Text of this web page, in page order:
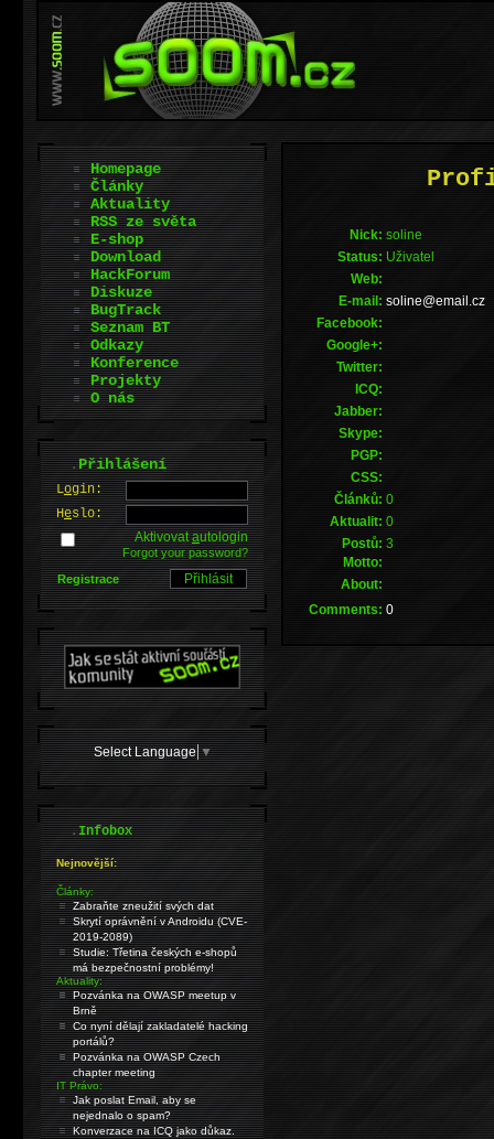
Nick: soline
Status: Uživatel
Web:
E-mail: zc.liame@enilos
Facebook:
Google+:
Twitter:
ICQ:
Jabber:
Skype:
PGP:
CSS:
Článků: 0
Aktualit: 0
Postů: 3
Motto:
About:
Comments: 0
Homepage
Články
Aktuality
RSS ze světa
E-shop
Download
HackForum
Diskuze
BugTrack
Seznam BT
Odkazy
Konference
Projekty
O nás
.Přihlášení
Login:
Heslo:
Aktivovatautologin
Forgot your password?
Registrace
Select Language ▼
.Infobox
Nejnovější:
Články:
Zabraňte zneužití svých dat
Skrytí oprávnění v Androidu (CVE-
2019-2089)
Studie: Třetina českých e-shopů
má bezpečnostní problémy!
Aktuality:
Pozvánka na OWASP meetup v
Brně
Co nyní dělají zakladatelé hacking
portálů?
Pozvánka na OWASP Czech
chapter meeting
IT Právo:
Jak poslat Email, aby se
nejednalo o spam?
Konverzace na ICQ jako důkaz.